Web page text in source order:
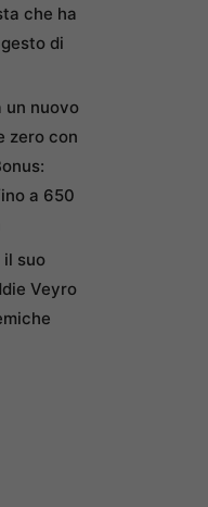
che ha
di
un nuovo
zero con
a 650
suo
Veyro